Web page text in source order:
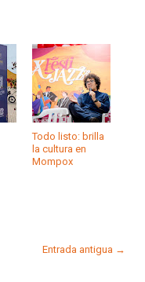
Todo listo: brilla
la cultura en
Mompox
Entrada antigua →